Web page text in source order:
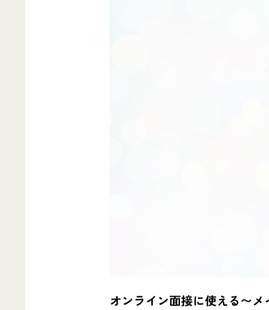
オンライン面接に使える〜メ